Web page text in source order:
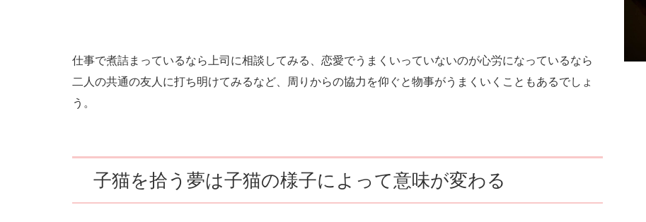
仕事で煮詰まっているなら上司に相談してみる、恋愛でうまくいっていないのが心労になっているなら
二人の共通の友人に打ち明けてみるなど、周りからの協力を仰ぐと物事がうまくいくこともあるでしょ
う。
子猫を拾う夢は子猫の様子によって意味が変わる